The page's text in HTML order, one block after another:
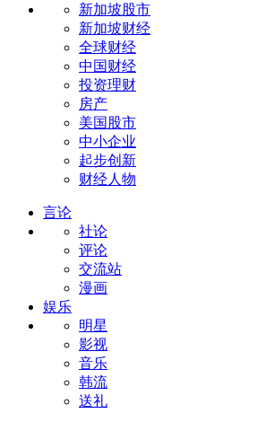
新加坡股市
新加坡财经
全球财经
中国财经
投资理财
房产
美国股市
中小企业
起步创新
财经人物
言论
社论
评论
交流站
漫画
娱乐
明星
影视
音乐
韩流
送礼